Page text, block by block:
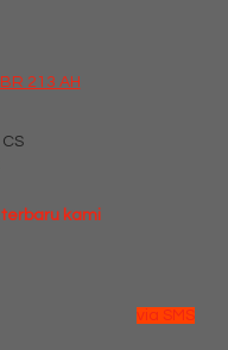
213 AH
kami
via SMS